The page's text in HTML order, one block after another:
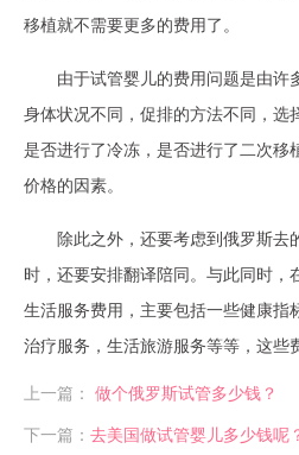
移植就不需要更多的费用了。
由于试管婴儿的费用问题是由许
身体状况不同，促排的方法不同，选
是否进行了冷冻，是否进行了二次移
价格的因素。
除此之外，还要考虑到俄罗斯去
时，还要安排翻译陪同。与此同时，
生活服务费用，主要包括一些健康指
治疗服务，生活旅游服务等等，这些
上一篇： 做个俄罗斯试管多少钱？
下一篇： 去美国做试管婴儿多少钱呢